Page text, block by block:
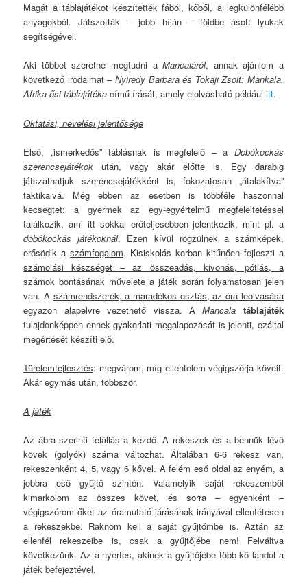
Magát a táblajátékot készítették fából, kőből, a legkülönfélébb
anyagokból. Játszották – jobb híján – földbe ásott lyukak
segítségével.
Aki többet szeretne megtudni aMancaláról, annak ajánlom a
következő irodalmat – Nyiredy Barbara és Tokaji Zsolt: Mankala,
Afrika ősi táblajátéka című írását, amely elolvasható például itt.
Oktatási, nevelési jelentősége
Első, „ismerkedős” táblásnak is megfelelő – a Dobókockás
szerencsejátékok után, vagy akár előtte is. Egy darabig
játszathatjuk szerencsejátékként is, fokozatosan „átalakítva”
taktikaivá. Még ebben az esetben is többféle haszonnal
kecsegtet: a gyermek azegy-egyértelmű megfeleltetéssel
találkozik, ami itt sokkal erőteljesebben jelentkezik, mint pl. a
dobókockás játékoknál. Ezen kívül rögzülnek a számképek,
erősödik aszámfogalom. Kisiskolás korban kitűnően fejleszti a
számolási készséget – az összeadás, kivonás, pótlás, a
számok bontásának művelete a játék során folyamatosan jelen
van. A számrendszerek, a maradékos osztás, az óra leolvasása
egyazon alapelvre vezethető vissza. AMancala táblajáték
tulajdonképpen ennek gyakorlati megalapozását is jelenti, ezáltal
megértését készíti elő.
Türelemfejlesztés: megvárom, míg ellenfelem végigszórja köveit.
Akár egymás után, többször.
A játék
Az ábra szerinti felállás a kezdő. A rekeszek és a bennük lévő
kövek (golyók) száma változhat. Általában 6-6 rekesz van,
rekeszenként 4, 5, vagy 6 kővel. A felém eső oldal az enyém, a
jobbra eső gyűjtő szintén. Valamelyik saját rekeszemből
kimarkolom az összes követ, és sorra – egyenként –
végigszórom őket az óramutató járásának irányával ellentétesen
a rekeszekbe. Raknom kell a saját gyűjtőmbe is. Aztán az
ellenfél rekeszeibe is, csak a gyűjtőjébe nem! Felváltva
következünk. Az a nyertes, akinek a gyűjtőjébe több kő landol a
játék befejeztével.